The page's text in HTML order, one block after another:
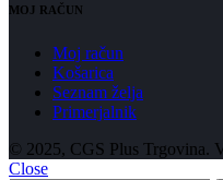
MOJ RAČUN
Moj račun
Košarica
Seznam želja
Primerjalnik
© 2025, CGS Plus Trgovina.
Close